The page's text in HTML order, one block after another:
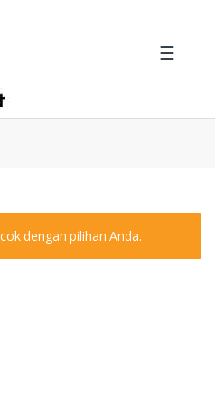
☰
dengan pilihan Anda.